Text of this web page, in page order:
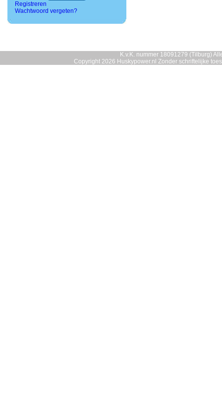
Registreren
Wachtwoord vergeten?
K.v.K. nummer 18091279 (Tilburg)
Copyright 2026 Huskypower.nl Zonder schriftelijke